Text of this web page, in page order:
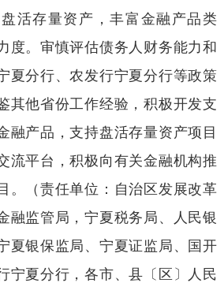
活存量资产，丰富金融产品类
度。审慎评估债务人财务能力和
夏分行、农发行宁夏分行等政策
其他省份工作经验，积极开发支
融产品，支持盘活存量资产项目
流平台，积极向有关金融机构推
。（责任单位：自治区发展改革
融监管局，宁夏税务局、人民银
夏银保监局、宁夏证监局、国开
宁夏分行，各市、县〔区〕人民